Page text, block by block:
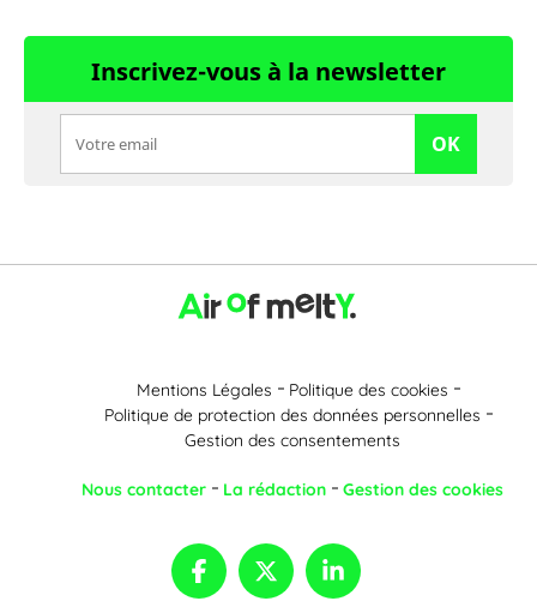
Inscrivez-vous à la newsletter
OK
Mentions Légales
Politique des cookies
Politique de protection des données personnelles
Gestion des consentements
Nous contacter La rédaction Gestion des cookies